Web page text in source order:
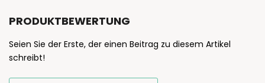
PRODUKTBEWERTUNG
Seien Sie der Erste, der einen Beitrag zu diesem Artikel
schreibt!